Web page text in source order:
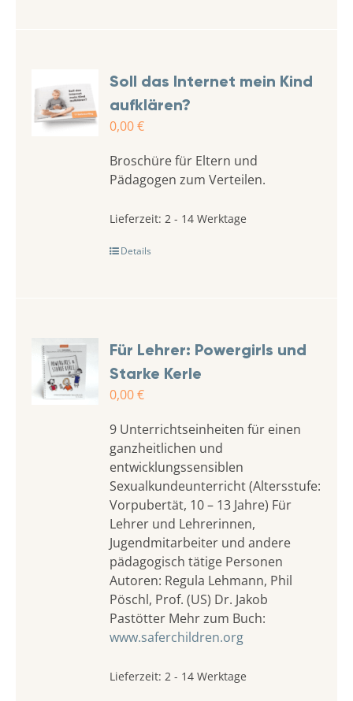
Soll das Internet mein Kind
aufklären?
0,00€
Broschüre für Eltern und
Pädagogen zum Verteilen.
Lieferzeit:2 - 14 Werktage
Details
Für Lehrer: Powergirls und
Starke Kerle
0,00€
9 Unterrichtseinheiten für einen
ganzheitlichen und
entwicklungssensiblen
Sexualkundeunterricht (Altersstufe:
Vorpubertät, 10 – 13 Jahre) Für
Lehrer und Lehrerinnen,
Jugendmitarbeiter und andere
pädagogisch tätige Personen
Autoren: Regula Lehmann, Phil
Pöschl, Prof. (US) Dr. Jakob
Pastötter Mehr zum Buch:
www.saferchildren.org
Lieferzeit:2 - 14 Werktage